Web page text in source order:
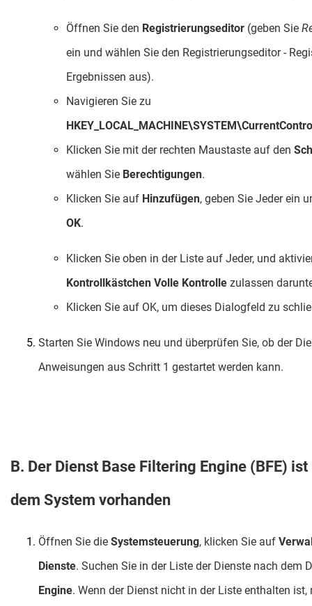
Öffnen Sie den Registrierungseditor (geben Sie
ein und wählen Sie den Registrierungseditor -
Ergebnissen aus).
Navigieren Sie zu
Klicken Sie mit der rechten Maustaste auf den
wählen Sie Berechtigungen.
Klicken Sie auf Hinzufügen, geben Sie Jeder ein
OK.
Klicken Sie oben in der Liste auf Jeder, und
Kontrollkästchen Volle Kontrolle zulassen
Klicken Sie auf OK, um dieses Dialogfeld zu
Starten Sie Windows neu und überprüfen Sie, ob der
Anweisungen aus Schritt 1 gestartet werden kann.
B. Der Dienst Base Filtering Engine (BFE)
dem System vorhanden
Öffnen Sie die Systemsteuerung, klicken Sie auf
Dienste. Suchen Sie in der Liste der Dienste nach dem
Engine. Wenn der Dienst nicht in der Liste enthalten